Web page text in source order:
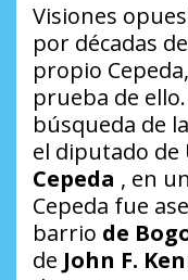
Visiones
por décadas
propio
prueba de
búsqueda de
el diputado de
Cepeda , en
Cepeda fue
barrio de
de John F.